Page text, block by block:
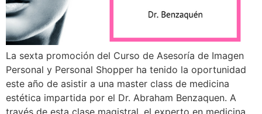
La sexta promoción del Curso de Asesoría de Imagen
Personal y Personal Shopper ha tenido la oportunidad
este año de asistir a una master class de medicina
estética impartida por el Dr. Abraham Benzaquen. A